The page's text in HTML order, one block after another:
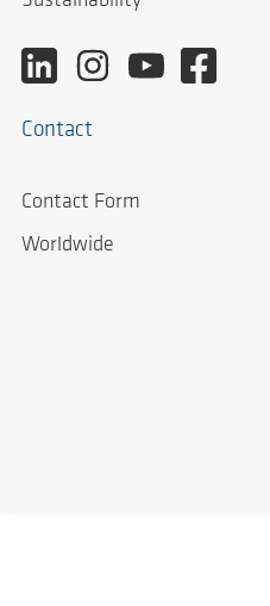
Contact
Contact Form
Worldwide